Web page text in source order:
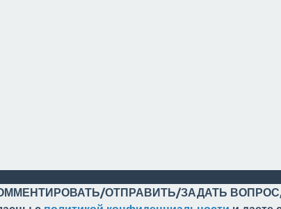
ОТПРАВИТЬ/ЗАДАТЬ ВОПРОС,